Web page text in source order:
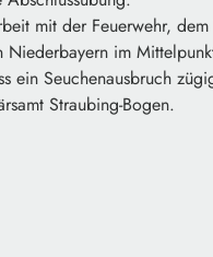
mit der Feuerwehr,
Niederbayern im
ein Seuchenausbruch
Straubing-Bogen.